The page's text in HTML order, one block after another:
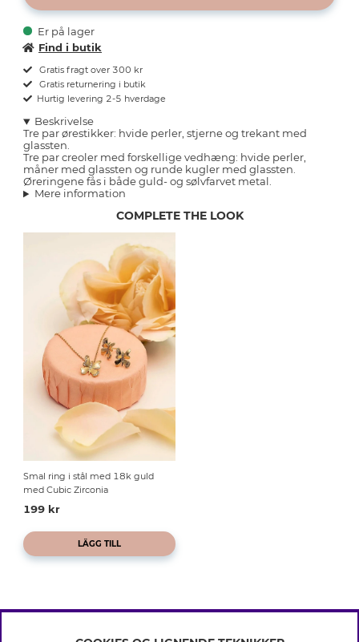
Er på lager
Find i butik
Gratis fragt over 300 kr
Gratis returnering i butik
Hurtig levering 2-5 hverdage
Beskrivelse
Tre par ørestikker: hvide perler, stjerne og trekant med
glassten.
Tre par creoler med forskellige vedhæng: hvide perler,
måner med glassten og runde kugler med glassten.
Øreringene fås i både guld- og sølvfarvet metal.
Mere information
COMPLETE THE LOOK
Smal ring i stål med 18k guld
med Cubic Zirconia
199 kr
LÄGG TILL